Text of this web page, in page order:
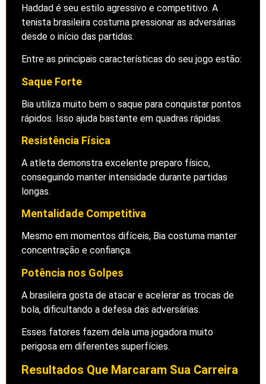
Haddad é seu estilo agressivo e competitivo. A
tenista brasileira costuma pressionar as adversárias
desde o início das partidas.
Entre as principais características do seu jogo estão:
Saque Forte
Bia utiliza muito bem o saque para conquistar pontos
rápidos. Isso ajuda bastante em quadras rápidas.
Resistência Física
A atleta demonstra excelente preparo físico,
conseguindo manter intensidade durante partidas
longas.
Mentalidade Competitiva
Mesmo em momentos difíceis, Bia costuma manter
concentração e confiança.
Potência nos Golpes
A brasileira gosta de atacar e acelerar as trocas de
bola, dificultando a defesa das adversárias.
Esses fatores fazem dela uma jogadora muito
perigosa em diferentes superfícies.
Resultados Que Marcaram Sua Carreira